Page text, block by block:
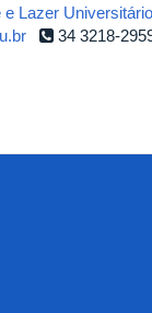
Lazer Universitário
34 3218-